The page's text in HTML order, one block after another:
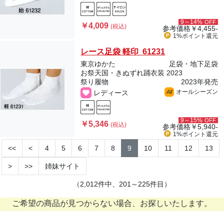
￥4,009(税込)
9～14% OFF
参考価格￥4,455-
1%ポイント 還元
レース足袋 軽印 61231
東京ゆかた
足袋・地下足袋
お祭天国・きぬずれ踊衣装 2023
祭り履物
2023年発売
レディース
All オールシーズン
￥5,346(税込)
9～15% OFF
参考価格￥5,940-
1%ポイント 還元
<< < 4 5 6 7 8 9 10 11 12 13
> >> 姉妹サイト
（2,012件中、201～225件目）
ご希望の商品が見つからない場合、お探しいたします。